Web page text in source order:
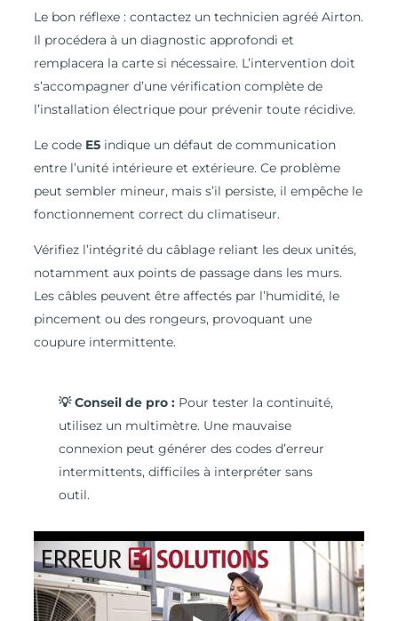
Le bon réflexe : contactez un technicien agréé Airton.
Il procédera à un diagnostic approfondi et
remplacera la carte si nécessaire. L’intervention doit
s’accompagner d’une vérification complète de
l’installation électrique pour prévenir toute récidive.
Le code E5indique un défaut de communication
entre l’unité intérieure et extérieure. Ce problème
peut sembler mineur, mais s’il persiste, il empêche le
fonctionnement correct du climatiseur.
Vérifiez l’intégrité du câblage reliant les deux unités,
notamment aux points de passage dans les murs.
Les câbles peuvent être affectés par l’humidité, le
pincement ou des rongeurs, provoquant une
coupure intermittente.
💡 Conseil de pro : Pour tester la continuité,
utilisez un multimètre. Une mauvaise
connexion peut générer des codes d’erreur
intermittents, difficiles à interpréter sans
outil.